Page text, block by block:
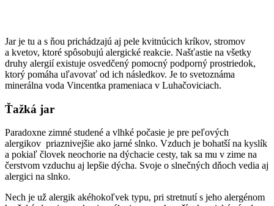
Jar je tu a s ňou prichádzajú aj pele kvitnúcich kríkov, stromov
a kvetov, ktoré spôsobujú alergické reakcie. Našťastie na všetky
druhy alergií existuje osvedčený pomocný podporný prostriedok,
ktorý pomáha uľavovať od ich následkov. Je to svetoznáma
minerálna voda Vincentka prameniaca v Luhačoviciach.
Ťažká jar
Paradoxne zimné studené a vlhké počasie je pre peľových
alergikov priaznivejšie ako jarné slnko. Vzduch je bohatší na kyslík
a pokiaľ človek neochorie na dýchacie cesty, tak sa mu v zime na
čerstvom vzduchu aj lepšie dýcha. Svoje o slnečných dňoch vedia aj
alergici na slnko.
Nech je už alergik akéhokoľvek typu, pri stretnutí s jeho alergénom